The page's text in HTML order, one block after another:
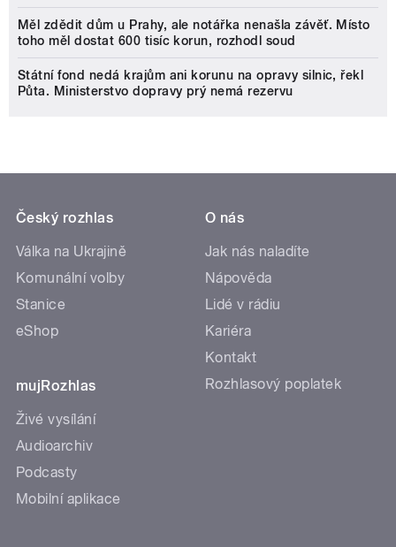
Měl zdědit dům u Prahy, ale notářka nenašla závěť. Místo
toho měl dostat 600 tisíc korun, rozhodl soud
Státní fond nedá krajům ani korunu na opravy silnic, řekl
Půta. Ministerstvo dopravy prý nemá rezervu
Český rozhlas
Válka na Ukrajině
Komunální volby
Stanice
eShop
mujRozhlas
Živé vysílání
Audioarchiv
Podcasty
Mobilní aplikace
O nás
Jak nás naladíte
Nápověda
Lidé v rádiu
Kariéra
Kontakt
Rozhlasový poplatek